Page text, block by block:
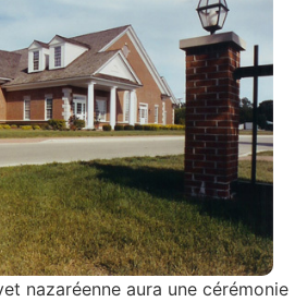
nazaréenne aura une cérémonie